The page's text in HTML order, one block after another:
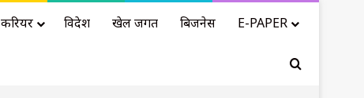
करियर विदेश खेल जगत बिजनेस E-PAPER
Search for